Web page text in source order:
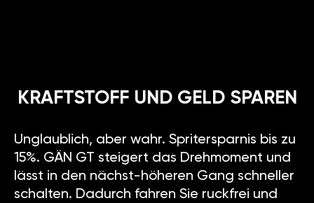
KRAFTSTOFF UND GELD SPAREN
Unglaublich, aber wahr. Spritersparnis bis zu
15%. GÄN GT steigert das Drehmoment und
lässt in den nächst-höheren Gang schneller
schalten. Dadurch fahren Sie ruckfrei und